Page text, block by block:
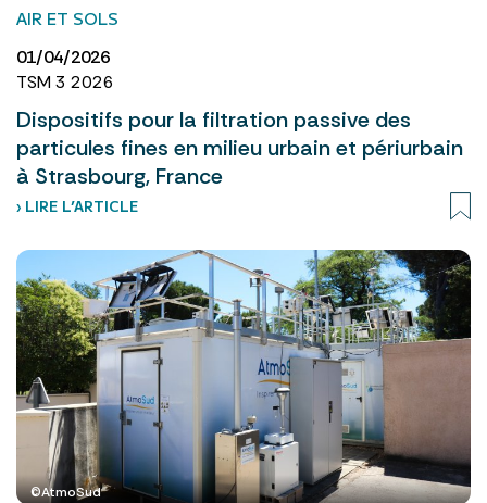
AIR ET SOLS
01/04/2026
TSM 3 2026
Dispositifs pour la filtration passive des
particules fines en milieu urbain et périurbain
à Strasbourg, France
› LIRE L’ARTICLE
©AtmoSud